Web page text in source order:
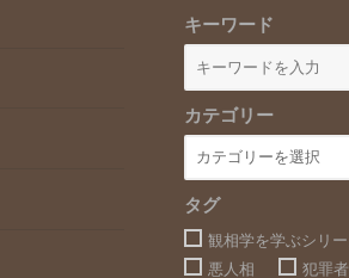
キーワード
カテゴリー
タグ
観相学を学ぶシリ
悪人相
犯罪者